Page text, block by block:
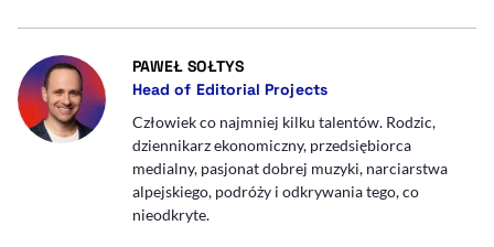
PAWEŁ SOŁTYS- AUTOR ARTYKUŁU - PROFIL
Head of Editorial Projects
Człowiek co najmniej kilku talentów. Rodzic,
dziennikarz ekonomiczny, przedsiębiorca
medialny, pasjonat dobrej muzyki, narciarstwa
alpejskiego, podróży i odkrywania tego, co
nieodkryte.